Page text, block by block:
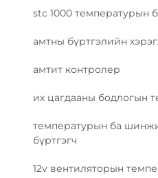
stc 1000 температурын
амтны бүртгэлийн
амтит контролер
их цагдааны бодлогын
температурын ба
бүртгэгч
12v вентиляторын